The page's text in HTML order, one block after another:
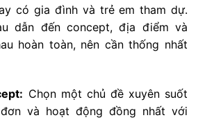
có gia đình và trẻ em tham dự.
dẫn đến concept, địa điểm và
hoàn toàn, nên cần thống nhất
Chọn một chủ đề xuyên suốt
và hoạt động đồng nhất với